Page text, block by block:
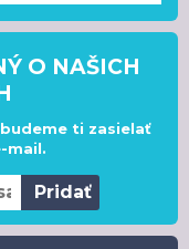
O NAŠICH
ti zasielať
mail.